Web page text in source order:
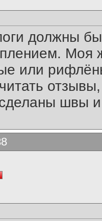
должны
Моя
или
швы